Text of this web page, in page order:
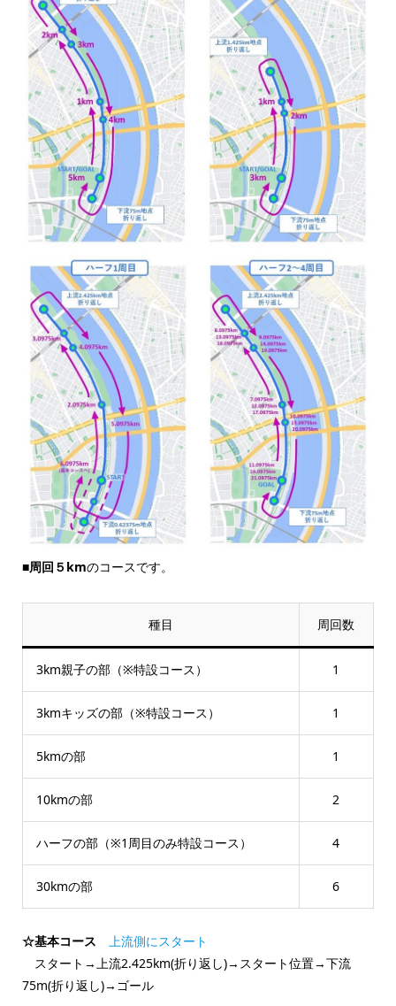
■周回５kmのコースです。
種目 周回数
3km親子の部（※特設コース） 1
3kmキッズの部（※特設コース） 1
5kmの部 1
10kmの部 2
ハーフの部（※1周目のみ特設コース） 4
30kmの部 6
☆基本コース 上流側にスタート
スタート→上流2.425km(折り返し)→スタート位置→下流
75m(折り返し)→ゴール